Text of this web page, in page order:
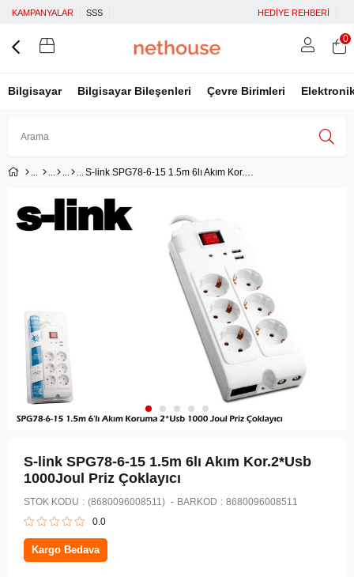
KAMPANYALAR SSS HEDİYE REHBERİ
Bilgisayar Bilgisayar Bileşenleri Çevre Birimleri
0
S-link SPG78-6-15 1.5m 6lı Akım Kor.2*Usb 1000Joul Priz Çoklayıcı
S-link SPG78-6-15 1.5m 6lı Akım Kor.2*Usb
1000Joul Priz Çoklayıcı
STOK KODU (8680096008511) BARKOD : 8680096008511
0.0
Kargo Bedava